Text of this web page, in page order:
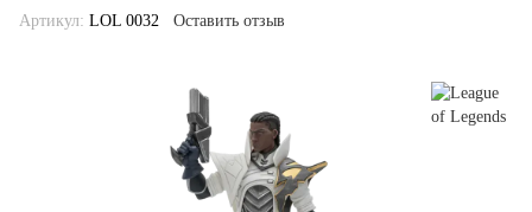
Артикул: LOL 0032 Оставить отзыв